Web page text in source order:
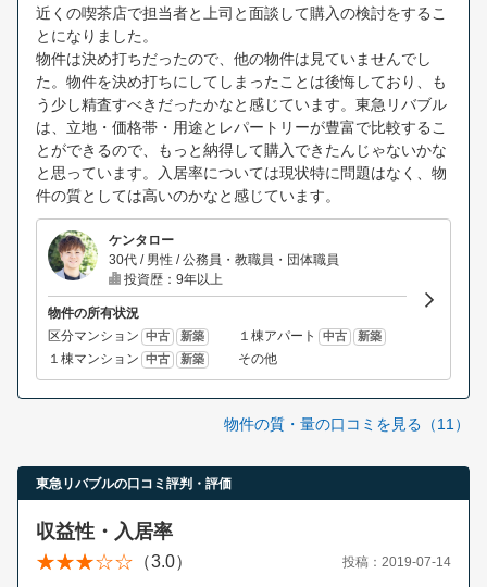
近くの喫茶店で担当者と上司と面談して購入の検討をするこ
とになりました。
物件は決め打ちだったので、他の物件は見ていませんでし
た。物件を決め打ちにしてしまったことは後悔しており、も
う少し精査すべきだったかなと感じています。東急リバブル
は、立地・価格帯・用途とレパートリーが豊富で比較するこ
とができるので、もっと納得して購入できたんじゃないかな
と思っています。入居率については現状特に問題はなく、物
件の質としては高いのかなと感じています。
ケンタロー
30代 / 男性 / 公務員・教職員・団体職員
投資歴：9年以上
物件の所有状況
区分マンション 中古 新築 １棟アパート 中古 新築
１棟マンション 中古 新築 その他
物件の質・量の口コミを見る（11）
東急リバブルの口コミ評判・評価
収益性・入居率
（3.0） 投稿：2019-07-14